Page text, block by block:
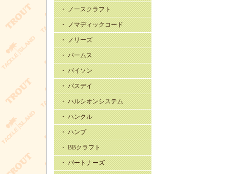
・ ノースクラフト
・ ノマディックコード
・ ノリーズ
・ パームス
・ バイソン
・ バスデイ
・ ハルシオンシステム
・ ハンクル
・ ハンプ
・ BBクラフト
・ パートナーズ